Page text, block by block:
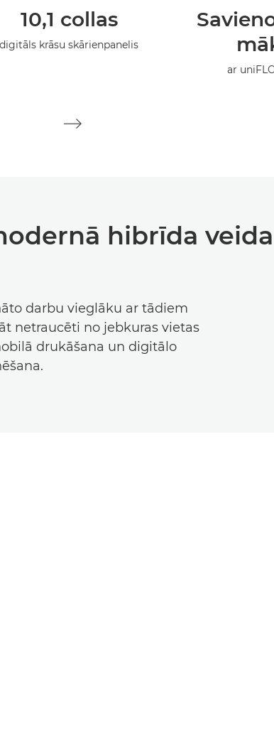
10,1 collas
digitāls krāsu skārienpanelis
ar
hibrīda
darbu vieglāku ar tādiem
netraucēti no jebkuras vietas
drukāšana un digitālo